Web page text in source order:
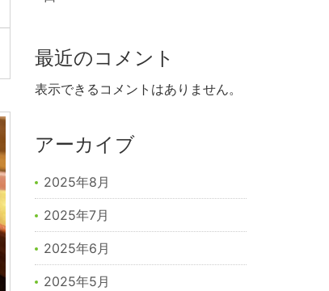
最近のコメント
表示できるコメントはありません。
アーカイブ
2025年8月
2025年7月
2025年6月
2025年5月